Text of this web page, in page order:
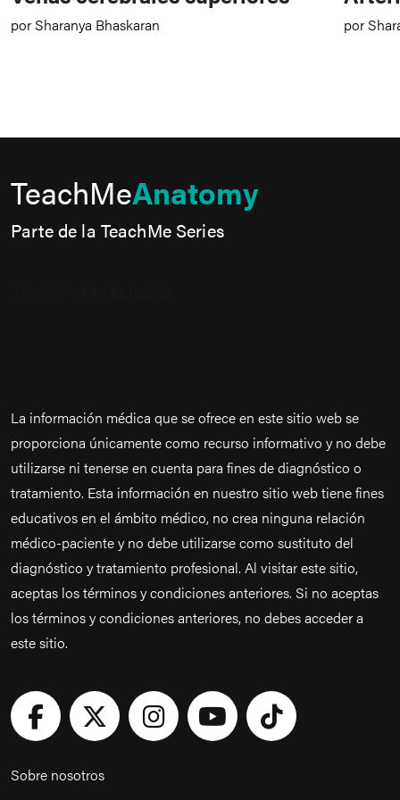
por Sharanya Bhaskaran por
TeachMeAnatomy
Parte de la TeachMe Series
La información médica que se ofrece en este sitio web se
proporciona únicamente como recurso informativo y no debe
utilizarse ni tenerse en cuenta para fines de diagnóstico o
tratamiento. Esta información en nuestro sitio web tiene fines
educativos en el ámbito médico, no crea ninguna relación
médico-paciente y no debe utilizarse como sustituto del
diagnóstico y tratamiento profesional. Al visitar este sitio,
aceptas los términos y condiciones anteriores. Si no aceptas
los términos y condiciones anteriores, no debes acceder a
este sitio.
Sobre nosotros